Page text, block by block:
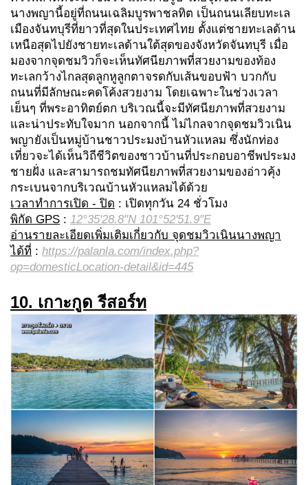
นางพญานี้อยู่ที่ถนนเฉลิมบูรพาชลทิต เป็นถนนเลียบทะเล
เมืองจันทบุรีที่ยาวที่สุดในประเทศไทย ตั้งแต่ชายทะเลด้าน
เหนือสุดไปยังชายทะเลด้านใต้สุดของจังหวัดจันทบุรี เมื่อ
มองจากจุดชมวิวก็จะเห็นทัศนียภาพที่สวยงามของท้อง
ทะเลกว้างไกลสุดลูกหูลูกตาจรดกับเส้นขอบฟ้า บวกกับ
ถนนที่มีลักษณะคดโค้งสวยงาม โดยเฉพาะในช่วงเวลา
เย็นๆ ที่พระอาทิตย์ตก บริเวณนี้จะมีทัศนียภาพที่สวยงาม
และน่าประทับใจมาก นอกจากนี้ ไม่ไกลจากจุดชมวิวเนิน
พญายังเป็นหมู่บ้านชาวประมงบ้านหัวแหลม ซึ่งนักท่อง
เที่ยวจะได้เห็นวิถีชีวิตของชาวบ้านที่ประกอบอาชีพประมง
ชายฝั่ง และสามารถชมทัศนียภาพที่สวยงามของอ่าวคุ้ง
กระเบนจากบริเวณบ้านหัวแหลมได้ด้วย
เวลาทำการเปิด - ปิด : เปิดทุกวัน 24 ชั่วโมง
พิกัด GPS : 12°35'28.8"N 101°52'51.9"E
อ่านรายละเอียดเพิ่มเติมเกี่ยวกับ จุดชมวิวเนินนางพญา
ได้ที่ : https://palanla.com/index.php?
op=domesticLocation-detail&id=445
10. เกาะกูด รีสอร์ท